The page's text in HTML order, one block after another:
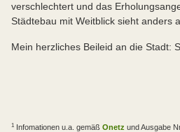
verschlechtert und das
Städtebau mit Weitblick sieht anders
Mein herzliches Beileid an die Stadt:
1 Infomationen u.a. gemäß Onetz und Ausgabe